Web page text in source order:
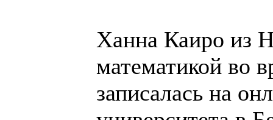
Ханна Каиро из
математикой во
записалась на